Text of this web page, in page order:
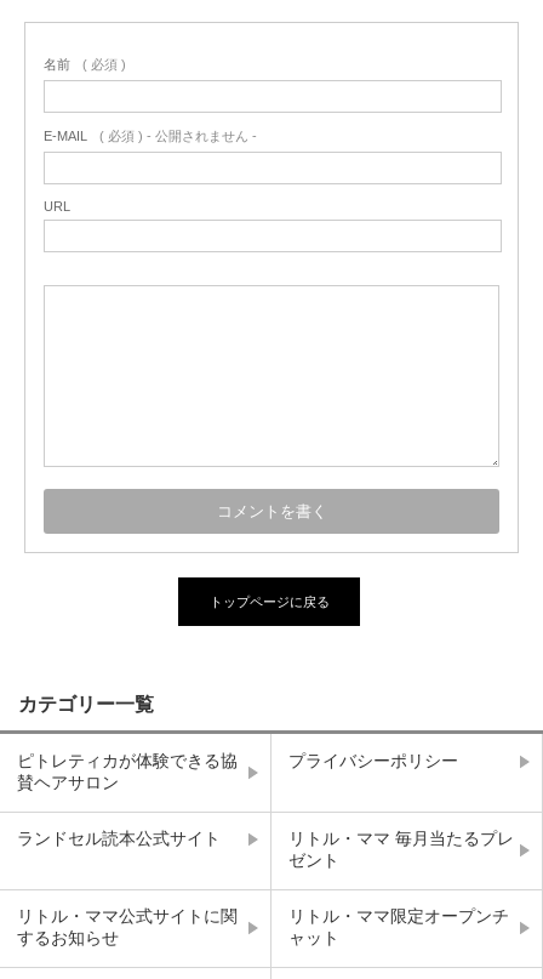
名前 ( 必須 )
E-MAIL ( 必須 ) - 公開されません -
URL
トップページに戻る
カテゴリー一覧
ピトレティカが体験できる協
賛ヘアサロン
プライバシーポリシー
ランドセル読本公式サイト
リトル・ママ 毎月当たるプレ
ゼント
リトル・ママ公式サイトに関
するお知らせ
リトル・ママ限定オープンチ
ャット